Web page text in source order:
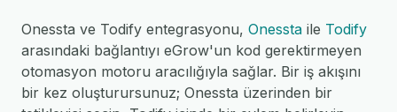
Onessta ve Todify entegrasyonu, Onessta ile Todify
arasındaki bağlantıyı eGrow'un kod gerektirmeyen
otomasyon motoru aracılığıyla sağlar. Bir iş akışını
bir kez oluşturursunuz; Onessta üzerinden bir